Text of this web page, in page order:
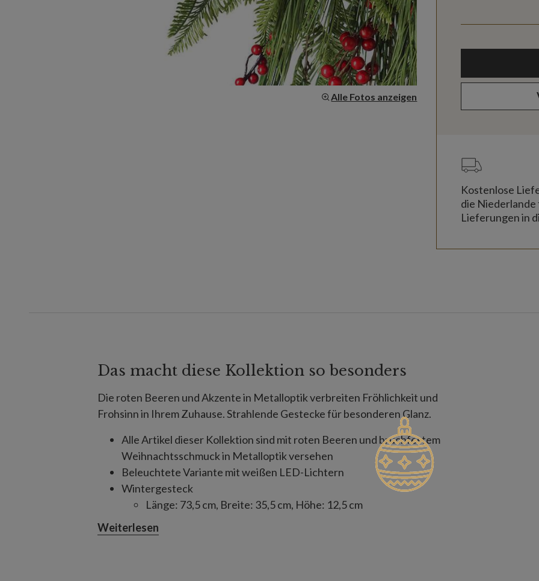
Alle Fotos anzeigen
Kostenlose
die
Lieferungen in
Das macht diese Kollektion so besonders
Die roten Beeren und Akzente in Metalloptik verbreiten Fröhlichkeit und
Frohsinn in Ihrem Zuhause. Strahlende Gestecke für besonderen Glanz.
Alle Artikel dieser Kollektion sind mit roten Beeren und bruchfestem
Weihnachtsschmuck in Metalloptik versehen
Beleuchtete Variante mit weißen LED-Lichtern
Wintergesteck
Länge: 73,5 cm, Breite: 35,5 cm, Höhe: 12,5 cm
Kiefernzapfengesteck
Weiterlesen